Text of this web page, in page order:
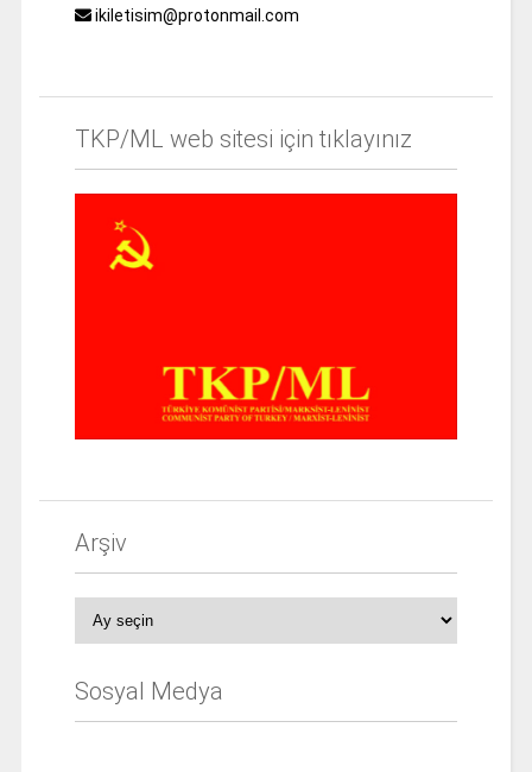
ikiletisim@protonmail.com
TKP/ML web sitesi için tıklayınız
Arşiv
Sosyal Medya